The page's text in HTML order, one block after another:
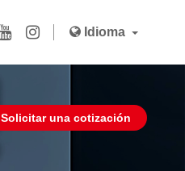
Idioma
Solicitar una cotización